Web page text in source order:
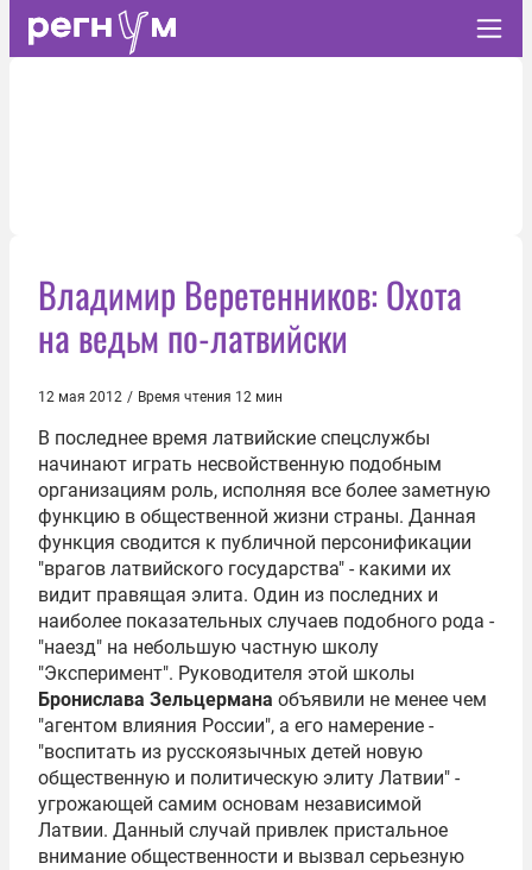
Владимир Веретенников: Охота
на ведьм по-латвийски
12 мая 2012 / Время чтения 12 мин
В последнее время латвийские спецслужбы
начинают играть несвойственную подобным
организациям роль, исполняя все более заметную
функцию в общественной жизни страны. Данная
функция сводится к публичной персонификации
"врагов латвийского государства" - какими их
видит правящая элита. Один из последних и
наиболее показательных случаев подобного рода -
"наезд" на небольшую частную школу
"Эксперимент". Руководителя этой школы
Бронислава Зельцермана объявили не менее чем
"агентом влияния России", а его намерение -
"воспитать из русскоязычных детей новую
общественную и политическую элиту Латвии" -
угрожающей самим основам независимой
Латвии. Данный случай привлек пристальное
внимание общественности и вызвал серьезную